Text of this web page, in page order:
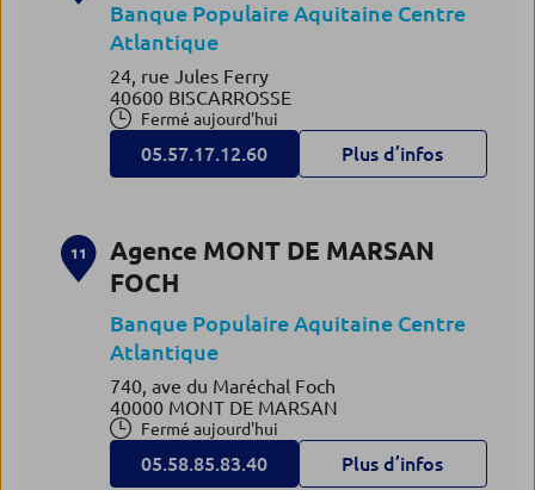
Banque Populaire Aquitaine Centre
Atlantique
24, rue Jules Ferry
40600 BISCARROSSE
Fermé aujourd'hui
05.57.17.12.60 Plus d’infos
11
Agence MONT DE MARSAN
FOCH
Banque Populaire Aquitaine Centre
Atlantique
740, ave du Maréchal Foch
40000 MONT DE MARSAN
Fermé aujourd'hui
05.58.85.83.40 Plus d’infos